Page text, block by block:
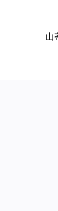
山